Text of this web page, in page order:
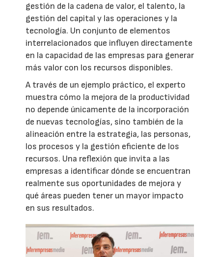
gestión de la cadena de valor, el talento, la
gestión del capital y las operaciones y la
tecnología. Un conjunto de elementos
interrelacionados que influyen directamente
en la capacidad de las empresas para generar
más valor con los recursos disponibles.
A través de un ejemplo práctico, el experto
muestra cómo la mejora de la productividad
no depende únicamente de la incorporación
de nuevas tecnologías, sino también de la
alineación entre la estrategia, las personas,
los procesos y la gestión eficiente de los
recursos. Una reflexión que invita a las
empresas a identificar dónde se encuentran
realmente sus oportunidades de mejora y
qué áreas pueden tener un mayor impacto
en sus resultados.